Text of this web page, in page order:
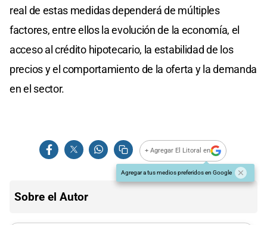
real de estas medidas dependerá de múltiples
factores, entre ellos la evolución de la economía, el
acceso al crédito hipotecario, la estabilidad de los
precios y el comportamiento de la oferta y la demanda
en el sector.
+ Agregar El Litoral en
Agregar a tus medios preferidos en Google
Sobre el Autor